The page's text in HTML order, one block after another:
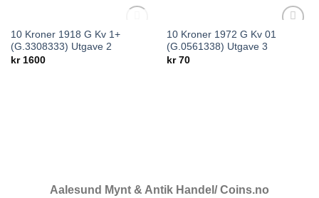
OUT OF STOCK
10 Kroner 1918 G Kv 1+
(G.3308333) Utgave 2
kr1600
Add to
10 Kroner 1972 G Kv 01
(G.0561338) Utgave 3
kr70
Aalesund Mynt & Antik Handel/ Coins.no